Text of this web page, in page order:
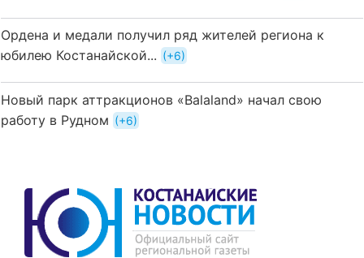
Ордена и медали получил ряд жителей региона к
юбилею Костанайской...
+6
Новый парк аттракционов «Balaland» начал свою
работу в Рудном
+6